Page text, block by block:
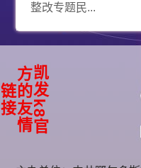
整改专题民...
凯
k
8
官
方
友
情